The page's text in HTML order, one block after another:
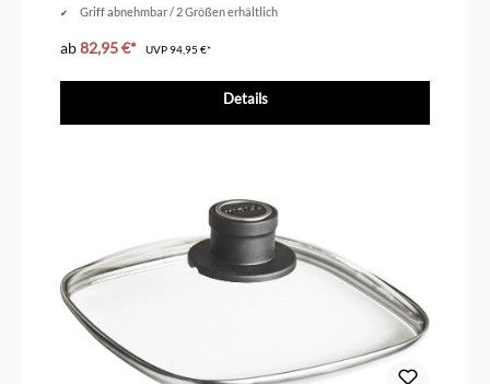
Griff abnehmbar / 2 Größen erhältlich
ab82,95 €* UVP94,95 €*
Details